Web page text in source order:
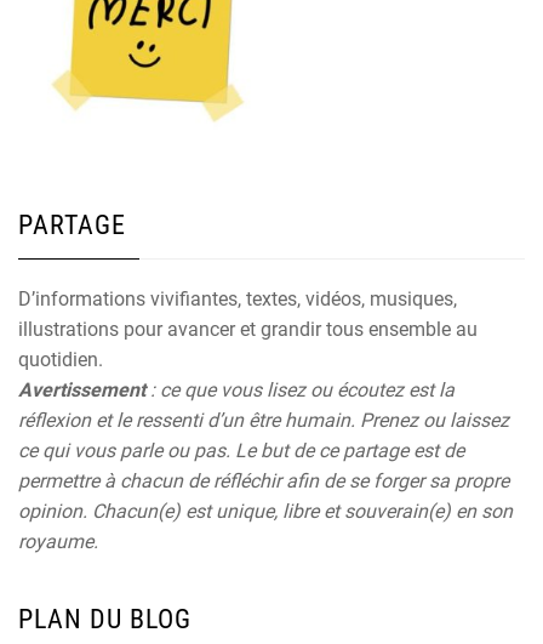
PARTAGE
D’informations vivifiantes, textes, vidéos, musiques,
illustrations pour avancer et grandir tous ensemble au
quotidien.
Avertissement: ce que vous lisez ou écoutez est la
réflexion et le ressenti d’un être humain. Prenez ou laissez
ce qui vous parle ou pas. Le but de ce partage est de
permettre à chacun de réfléchir afin de se forger sa propre
opinion. Chacun(e) est unique, libre et souverain(e) en son
royaume.
PLAN DU BLOG